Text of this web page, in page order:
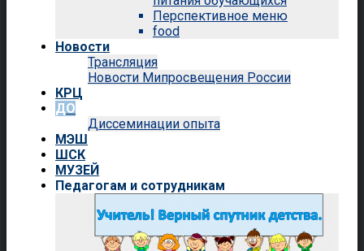
Перспективное меню
food
Новости
Трансляция
Новости Мипросвещения России
КРЦ
ДО
Диссеминации опыта
МЭШ
ШСК
МУЗЕЙ
Педагогам и сотрудникам